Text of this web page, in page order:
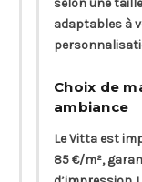
adaptables à
Choix de
ambiance
Le Vitta est
85 €/m²,